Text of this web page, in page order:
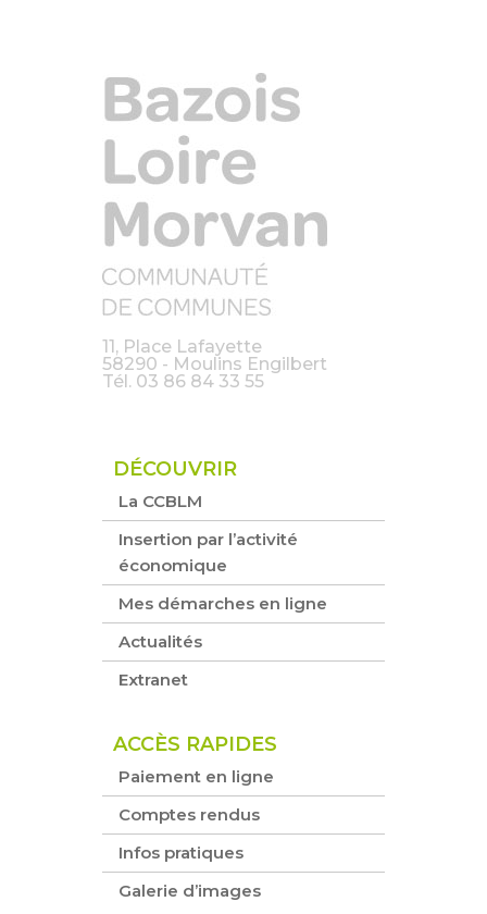
11, Place Lafayette
58290 - Moulins Engilbert
Tél. 03 86 84 33 55
DÉCOUVRIR
La CCBLM
Insertion par l’activité
économique
Mes démarches en ligne
Actualités
Extranet
ACCÈS RAPIDES
Paiement en ligne
Comptes rendus
Infos pratiques
Galerie d’images